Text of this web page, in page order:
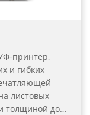
для высокой
принтер,
и гибких
листовых
толщиной до